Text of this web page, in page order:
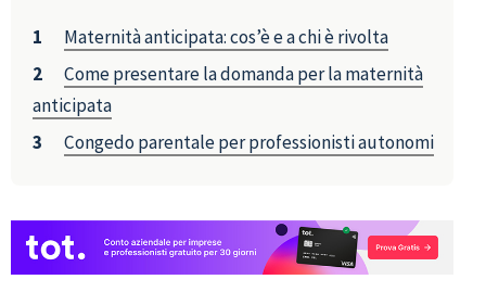
Maternità anticipata: cos’è e a chi è rivolta
Come presentare la domanda per la maternità
anticipata
Congedo parentale per professionisti autonomi